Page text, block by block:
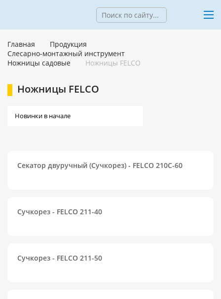
Главная
Продукция
Слесарно-монтажный инструмент
Ножницы садовые
Ножницы FELCO
Ножницы FELCO
Секатор двуручный (Сучкорез) - FELCO 210C-60
Сучкорез - FELCO 211-40
Сучкорез - FELCO 211-50